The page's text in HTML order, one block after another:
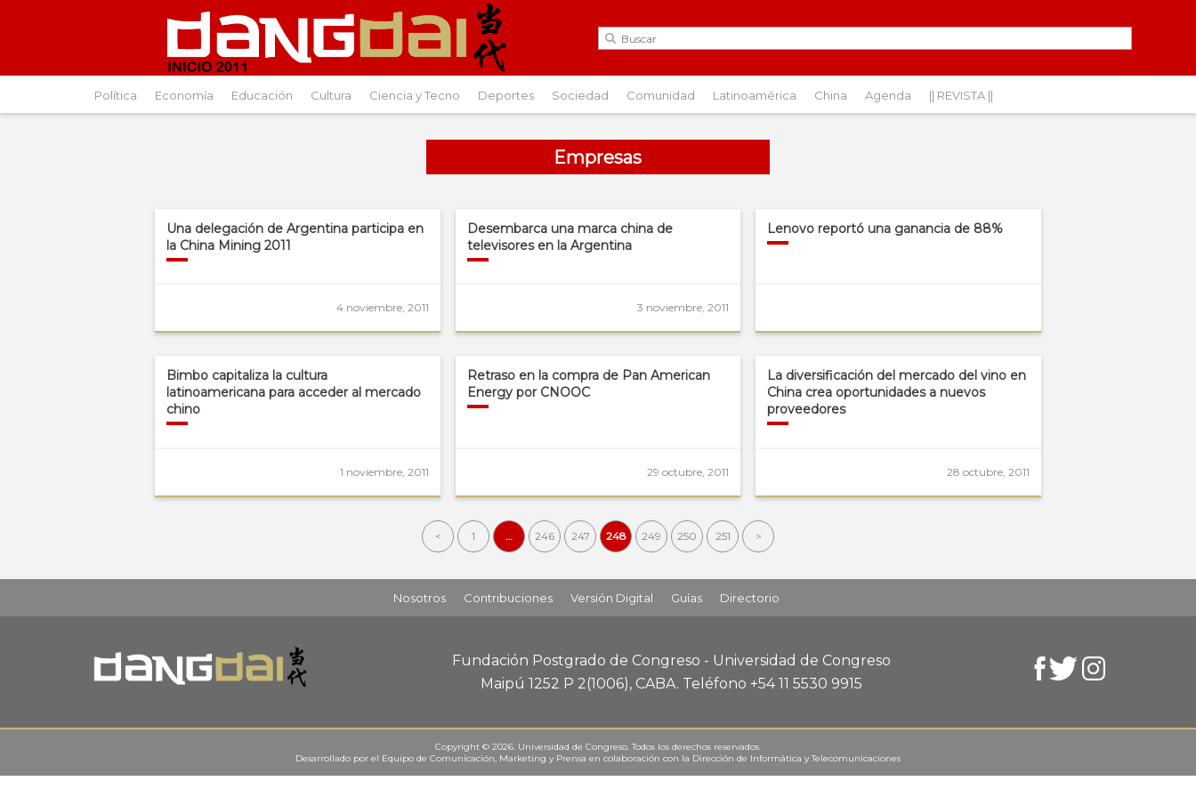
Política Economía Educación Cultura Ciencia y Tecno Deportes Sociedad Comunidad Latinoamérica China Agenda || REVISTA ||
Empresas
Una delegación de Argentina participa en
la China Mining 2011
4 noviembre, 2011
Desembarca una marca china de
televisores en la Argentina
3 noviembre, 2011
Lenovo reportó una ganancia de 88%
Bimbo capitaliza la cultura
latinoamericana para acceder al mercado
chino
1 noviembre, 2011
Retraso en la compra de Pan American
Energy por CNOOC
29 octubre, 2011
La diversificación del mercado del vino en
China crea oportunidades a nuevos
proveedores
28 octubre, 2011
< 1 … 246 247 248 249 250 251 >
Nosotros Contribuciones Versión Digital Guías Directorio
Fundación Postgrado de Congreso - Universidad de Congreso
Maipú 1252 P 2 (1006), CABA. Teléfono +54 11 5530 9915
Copyright © 2026. Universidad de Congreso. Todos los derechos reservados.
Desarrollado por el Equipo de Comunicación, Marketing y Prensa en colaboración con la Dirección de Informática y Telecomunicaciones